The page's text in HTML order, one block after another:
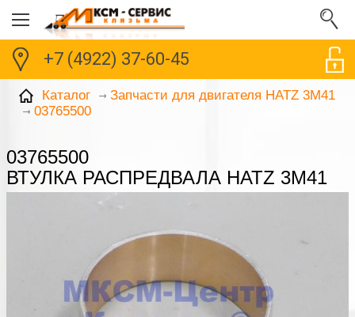
+7 (4922) 37-60-45
Каталог
Запчасти для двигателя HATZ 3M41
03765500
03765500
ВТУЛКА РАСПРЕДВАЛА HATZ 3M41